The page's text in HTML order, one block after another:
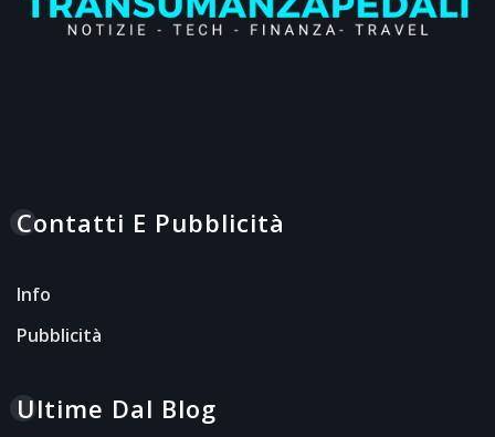
Contatti E Pubblicità
Info
Pubblicità
Ultime Dal Blog